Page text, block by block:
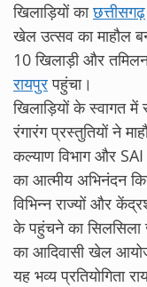
खिलाड़ियों काछत्तीसगढ़
खेल उत्सव का माहौल
10 खिलाड़ी और
रायपुरपहुंचा।
खिलाड़ियों के स्वागत में
रंगारंग प्रस्तुतियों ने
कल्याण विभाग और
का आत्मीय अभिनंदन
विभिन्न राज्यों और
के पहुंचने का सिलसिला
का आदिवासी खेल
यह भव्य प्रतियोगिता